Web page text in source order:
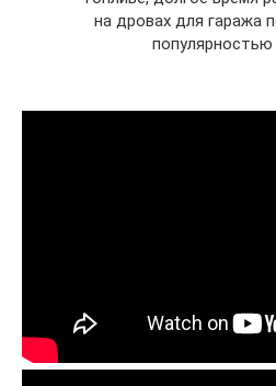
на дровах для гаража